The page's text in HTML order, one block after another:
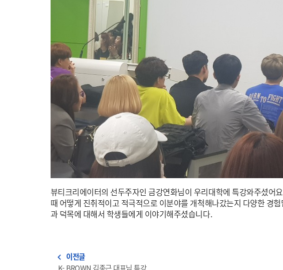
뷰티크리에이터의 선두주자인 금강연화님이 우리대학에 특강와주셨
때 어떻게 진취적이고 적극적으로 이분야를 개척해나갔는지 다양한 경
과 덕목에 대해서 학생들에게 이야기해주셨습니다.
navigate_before 이전글